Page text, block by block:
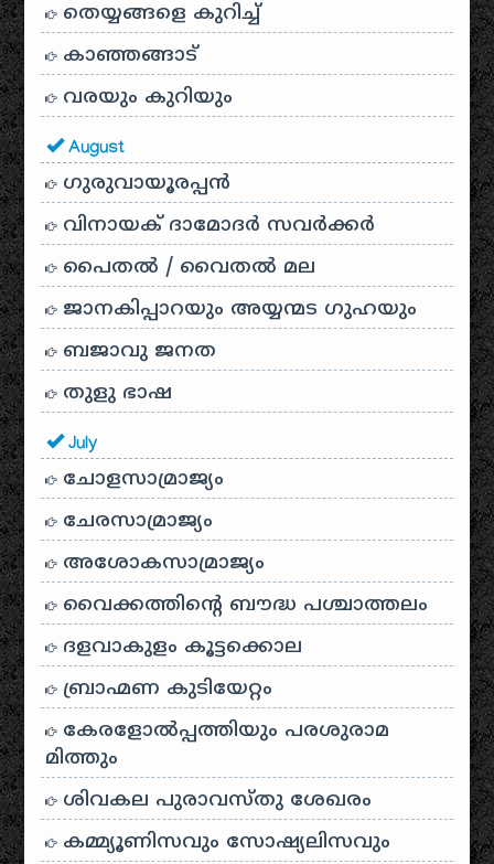
തെയ്യങ്ങളെ കുറിച്ച്
കാഞ്ഞങ്ങാട്
വരയും കുറിയും
August
ഗുരുവായൂരപ്പൻ
വിനായക് ദാമോദർ സവർക്കർ
പൈതൽ / വൈതൽ മല
ജാനകിപ്പാറയും അയ്യന്മട ഗുഹയും
ബജാവു ജനത
തുളു ഭാഷ
July
ചോളസാമ്രാജ്യം
ചേരസാമ്രാജ്യം
അശോകസാമ്രാജ്യം
വൈക്കത്തിന്റെ ബൗദ്ധ പശ്ചാത്തലം
ദളവാകുളം കൂട്ടക്കൊല
ബ്രാഹ്മണ കുടിയേറ്റം
കേരളോൽപ്പത്തിയും പരശുരാമ
മിത്തും
ശിവകല പുരാവസ്തു ശേഖരം
കമ്മ്യൂണിസവും സോഷ്യലിസവും